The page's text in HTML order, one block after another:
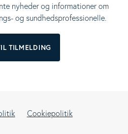
nyheder og informationer om
og sundhedsprofessionelle.
TILMELDING
Cookiepolitik